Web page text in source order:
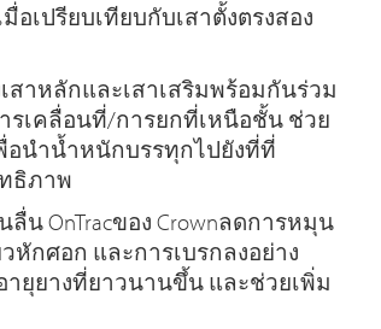
อเปรียบเทียบกับเสาตั้งตรงสอง
าหลักและเสาเสริมพร้อมกันร่วม
รเคลื่อนที่/การยกที่เหนือชั้น ช่วย
อนำน้ำหนักบรรทุกไปยังที่ที่
ธิภาพ
OnTracของ Crownลดการหมุน
หักศอก และการเบรกลงอย่าง
ยุยางที่ยาวนานขึ้น และช่วยเพิ่ม